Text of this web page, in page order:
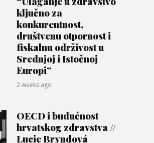
ključno za
konkurentnost,
društvenu otpornost i
fiskalnu održivost u
Srednjoj i Istočnoj
Europi”
2 weeks ago
OECD i budućnost
hrvatskog zdravstva //
Lucie Bryndová